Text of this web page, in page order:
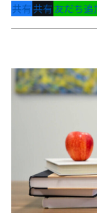
共有共有友だち追